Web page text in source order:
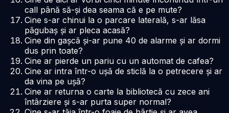
call până să-și dea seama că e pe mute?
Cine s-ar chinui la o parcare laterală, s-ar lăsa
păgubaș și ar pleca acasă?
Cine din gașcă și-ar pune 40 de alarme și ar dormi
dus prin toate?
Cine ar pierde un pariu cu un automat de cafea?
Cine ar intra într-o ușă de sticlă la o petrecere și ar
da vina pe ușă?
Cine ar returna o carte la bibliotecă cu zece ani
întârziere și s-ar purta super normal?